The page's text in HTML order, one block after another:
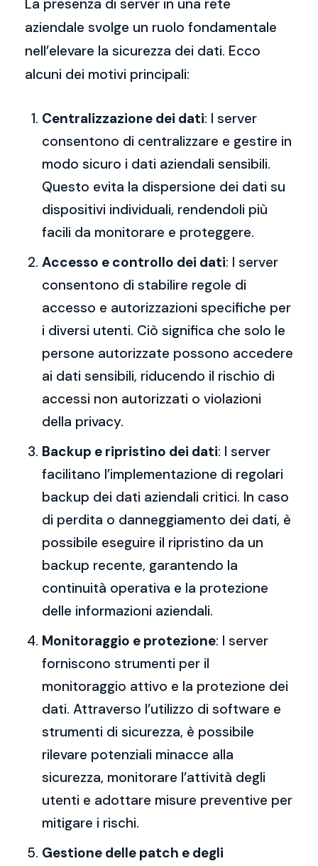
La presenza di server in una rete
aziendale svolge un ruolo fondamentale
nell’elevare la sicurezza dei dati. Ecco
alcuni dei motivi principali:
Centralizzazione dei dati: I server
consentono di centralizzare e gestire in
modo sicuro i dati aziendali sensibili.
Questo evita la dispersione dei dati su
dispositivi individuali, rendendoli più
facili da monitorare e proteggere.
Accesso e controllo dei dati: I server
consentono di stabilire regole di
accesso e autorizzazioni specifiche per
i diversi utenti. Ciò significa che solo le
persone autorizzate possono accedere
ai dati sensibili, riducendo il rischio di
accessi non autorizzati o violazioni
della privacy.
Backup e ripristino dei dati: I server
facilitano l’implementazione di regolari
backup dei dati aziendali critici. In caso
di perdita o danneggiamento dei dati, è
possibile eseguire il ripristino da un
backup recente, garantendo la
continuità operativa e la protezione
delle informazioni aziendali.
Monitoraggio e protezione: I server
forniscono strumenti per il
monitoraggio attivo e la protezione dei
dati. Attraverso l’utilizzo di software e
strumenti di sicurezza, è possibile
rilevare potenziali minacce alla
sicurezza, monitorare l’attività degli
utenti e adottare misure preventive per
mitigare i rischi.
Gestione delle patch e degli